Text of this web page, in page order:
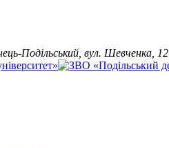
Подільський, вул. Шевченка, 12